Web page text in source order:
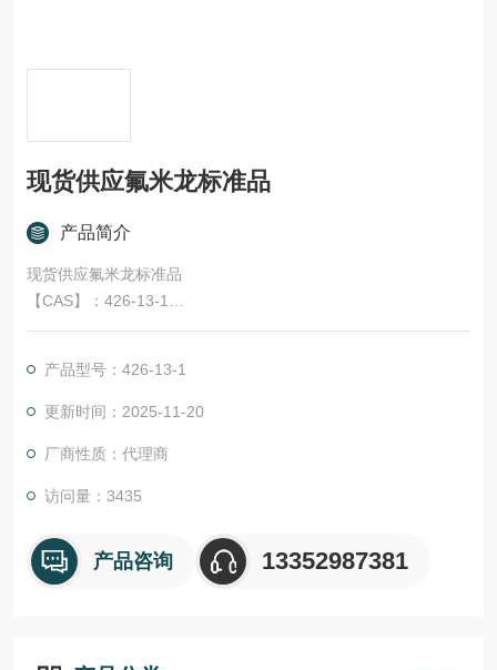
现货供应氟米龙标准品
产品简介
现货供应氟米龙标准品
【CAS】：426-13-1
【英文名】：Fluoromethalone
pregnadiene-3,20-dione; 11b,17a-Dihydroxy-9-fluoro-6-methyl-
1,4-pregnadiene-3,20-dione
产品型号：426-13-1
更新时间：2025-11-20
厂商性质：代理商
访问量：3435
产品咨询 13352987381